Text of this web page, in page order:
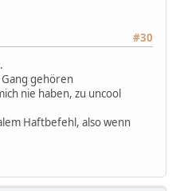
#30
gehören
nie haben, zu uncool
Haftbefehl, also wenn